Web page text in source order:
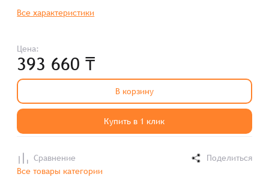
Все характеристики
Цена:
393 660 ₸
В корзину
Купить в 1 клик
Сравнение
Поделиться
Все товары категории